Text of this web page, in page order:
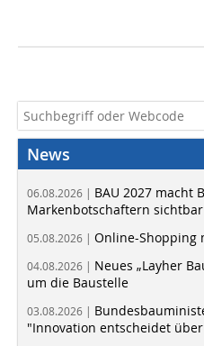
News
06.08.2026 | BAU 2027 macht
Markenbotschaftern sichtbar
05.08.2026 | Online-Shopping
04.08.2026 | Neues „Layher
um die Baustelle
03.08.2026 |
"Innovation entscheidet